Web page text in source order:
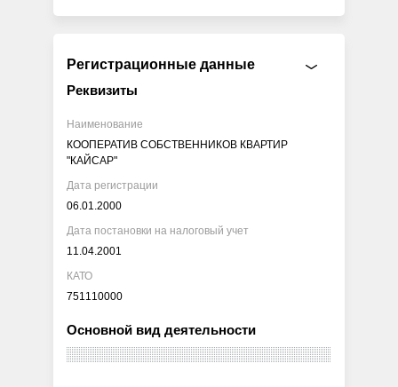
Регистрационные данные
Реквизиты
Наименование
КООПЕРАТИВ СОБСТВЕННИКОВ КВАРТИР
"КАЙСАР"
Дата регистрации
06.01.2000
Дата постановки на налоговый учет
11.04.2001
КАТО
751110000
Основной вид деятельности